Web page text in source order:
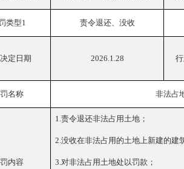
类型1 责令退还、没收
定日期 2026.1.28
名称 非法占
内容
1.责令退还非法占用土地；
2.没收在非法占用的土地上新建的建
3.对非法占用土地处以罚款；